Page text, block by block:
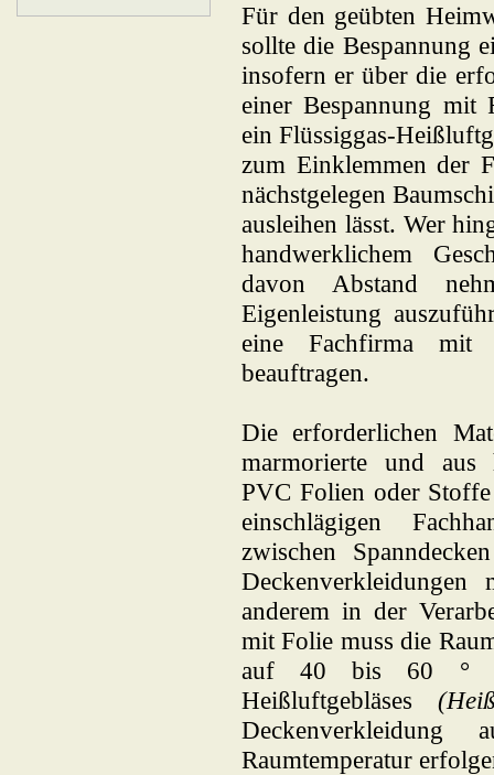
Für den geübten
sollte die Bespannung
insofern er über die
einer Bespannung mit
ein Flüssiggas-
zum Einklemmen der
nächstgelegen
ausleihen lässt. Wer
handwerklichem
davon Abstand
Eigenleistung
eine Fachfirma mit
beauftragen.
Die erforderlichen
marmorierte und aus
PVC Folien oder
einschlägigen
zwischen
anderem in der
mit Folie muss die
auf 40 bis 60 °
Heißluftgebläses
Raumtemperatur